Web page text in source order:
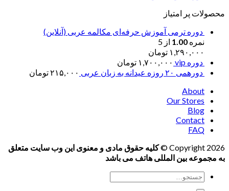
محصولات پر امتیاز
دوره ترمی آموزش حرفه‌ای مکالمه عربی (آنلاین)
نمره 1.00 از 5
۱,۲۹۰,۰۰۰ تومان
دوره vip
۱,۷۰۰,۰۰۰ تومان
دورهمی ۲۰ روزه عیدانه به زبان عربی
۲۱۵,۰۰۰تومان
About
Our Stores
Blog
Contact
FAQ
Copyright 2026 ©
کلیه حقوق مادی و معنوی این وب سایت متعلق
به مجموعه بین المللی هاتف می باشد
جستجو
برای: